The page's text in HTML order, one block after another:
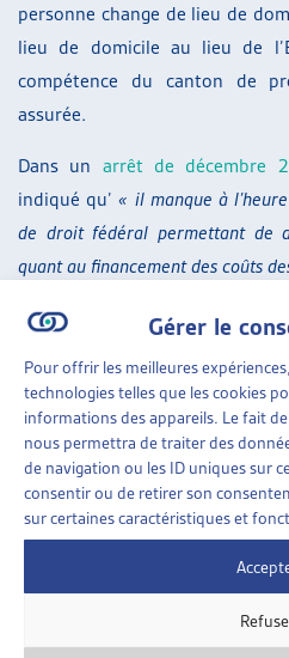
Gérer le
Pour offrir les meilleures
technologies telles que les cookies
informations des appareils. Le fait
nous permettra de traiter des
de navigation ou les ID uniques sur
consentir ou de retirer son
sur certaines caractéristiques et
personne change de lieu de
lieu de domicile au lieu de
compétence du canton de
assurée.
Dans un arrêt de décembre
indiqué qu’« il manque à
de droit fédéral permettant de
quant au financement des coûts
domicile (à l’instar du droit
complémentaires et d’aide
ou dans un établissement
nouveau domicile) entraîne la
financement résiduel du canton où
Tribunal fédéral a alors
vigueur d’une réglementation
en matière de financement
intercantonaux se détermine